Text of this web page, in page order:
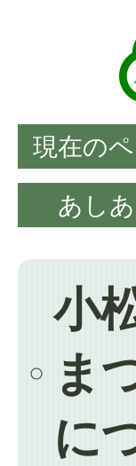
現在の
あし
小
ま
に